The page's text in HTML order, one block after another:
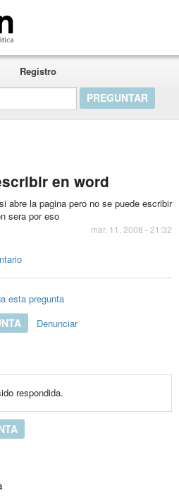
Registro
en word
abre la pagina pero no se puede escribir
sera por eso
mar. 11, 2008 - 21:32
esta pregunta
Denunciar
respondida.